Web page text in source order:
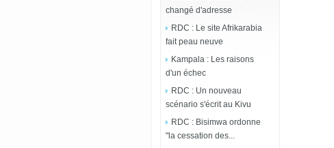
changé d'adresse
RDC : Le site Afrikarabia
fait peau neuve
Kampala : Les raisons
d'un échec
RDC : Un nouveau
scénario s'écrit au Kivu
RDC : Bisimwa ordonne
"la cessation des...